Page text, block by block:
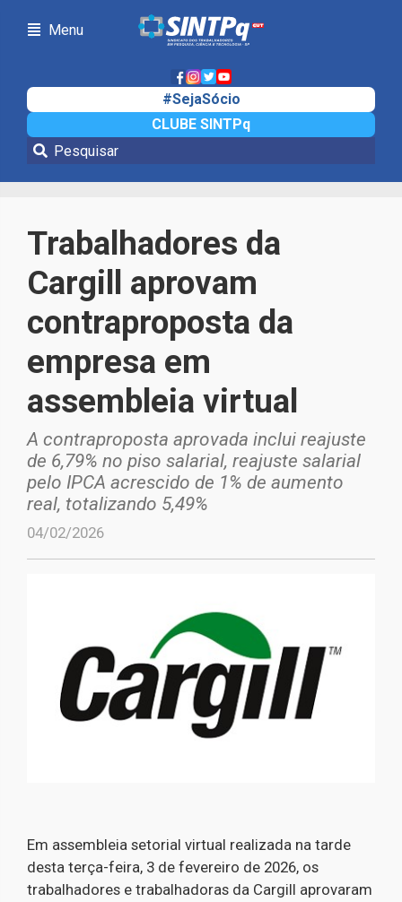
Menu
#SejaSócio
CLUBE SINTPq
Notícias
Trabalhadores da
Cargill aprovam
contraproposta da
empresa em
assembleia virtual
A contraproposta aprovada inclui reajuste
de 6,79% no piso salarial, reajuste salarial
pelo IPCA acrescido de 1% de aumento
real, totalizando 5,49%
04/02/2026
Em assembleia setorial virtual realizada na tarde
desta terça-feira, 3 de fevereiro de 2026, os
trabalhadores e trabalhadoras da Cargill aprovaram